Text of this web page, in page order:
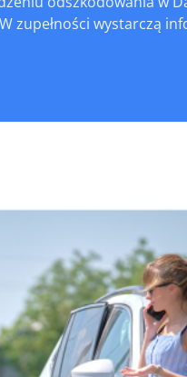
zupełności wystarczą